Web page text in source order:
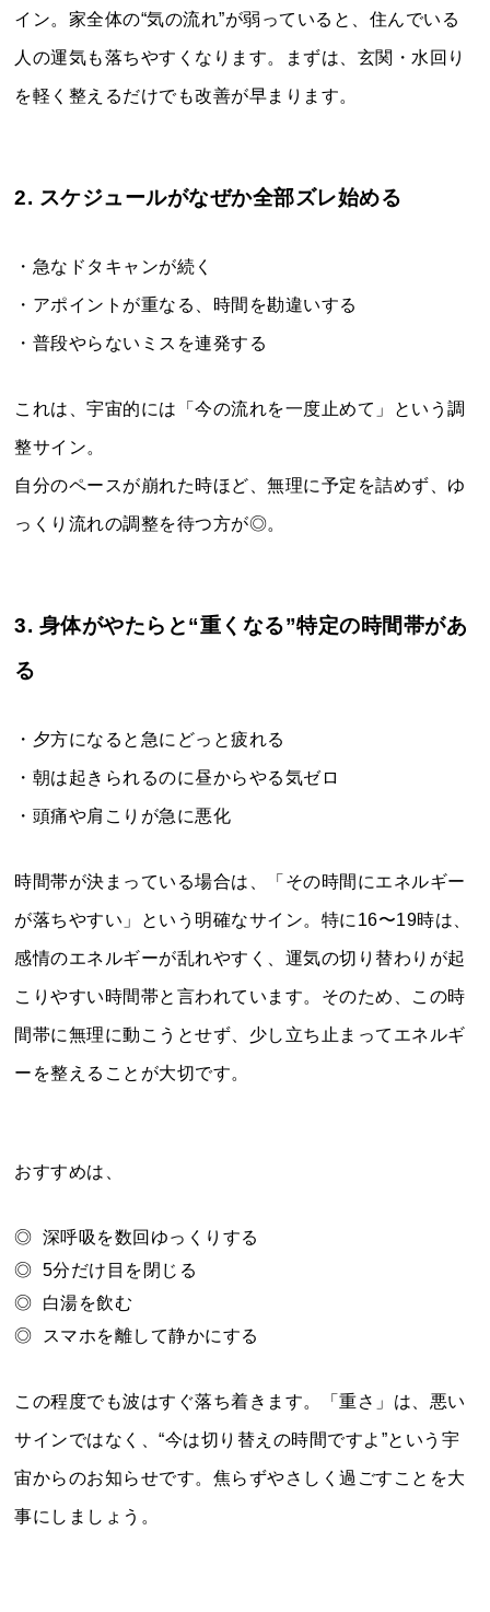
イン。家全体の“気の流れ”が弱っていると、住んでいる
人の運気も落ちやすくなります。まずは、玄関・水回り
を軽く整えるだけでも改善が早まります。
2. スケジュールがなぜか全部ズレ始める
・急なドタキャンが続く
・アポイントが重なる、時間を勘違いする
・普段やらないミスを連発する
これは、宇宙的には「今の流れを一度止めて」という調
整サイン。
自分のペースが崩れた時ほど、無理に予定を詰めず、ゆ
っくり流れの調整を待つ方が◎。
3. 身体がやたらと“重くなる”特定の時間帯があ
る
・夕方になると急にどっと疲れる
・朝は起きられるのに昼からやる気ゼロ
・頭痛や肩こりが急に悪化
時間帯が決まっている場合は、「その時間にエネルギー
が落ちやすい」という明確なサイン。特に16〜19時は、
感情のエネルギーが乱れやすく、運気の切り替わりが起
こりやすい時間帯と言われています。そのため、この時
間帯に無理に動こうとせず、少し立ち止まってエネルギ
ーを整えることが大切です。
おすすめは、
◎ 深呼吸を数回ゆっくりする
◎ 5分だけ目を閉じる
◎ 白湯を飲む
◎ スマホを離して静かにする
この程度でも波はすぐ落ち着きます。「重さ」は、悪い
サインではなく、“今は切り替えの時間ですよ”という宇
宙からのお知らせです。焦らずやさしく過ごすことを大
事にしましょう。